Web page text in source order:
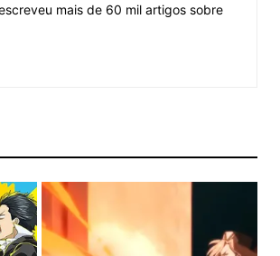
mais de 60 mil artigos sobre